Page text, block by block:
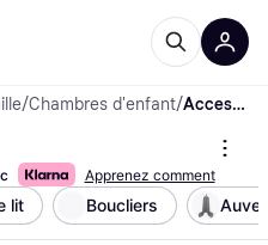
/Chambres d'enfant/ Accessoires de lit
Apprenez comment
lit Boucliers